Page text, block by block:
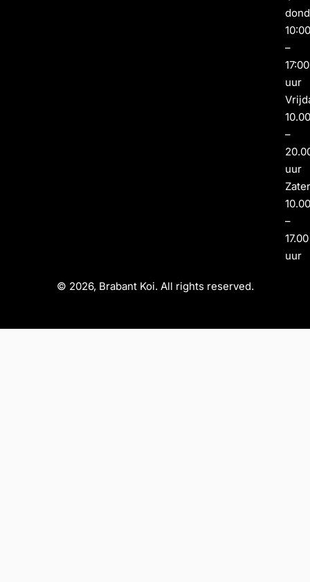
–
17:00
uur
–
uur
–
17.00
uur
© 2026, Brabant Koi. All rights reserved.